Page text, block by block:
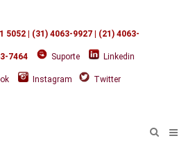
5052 | (31) 4063-9927 | (21) 4063-
7464 Suporte Linkedin
Instagram Twitter